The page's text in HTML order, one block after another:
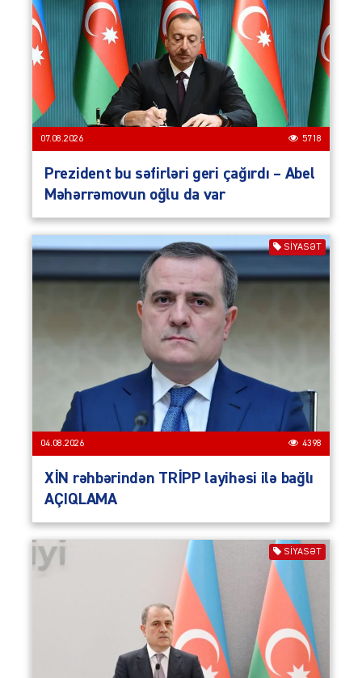
07.08.2026 5718
Prezident bu səfirləri geri çağırdı – Abel
Məhərrəmovun oğlu da var
SIYASƏT
04.08.2026 4398
XİN rəhbərindən TRİPP layihəsi ilə bağlı
AÇIQLAMA
SIYASƏT